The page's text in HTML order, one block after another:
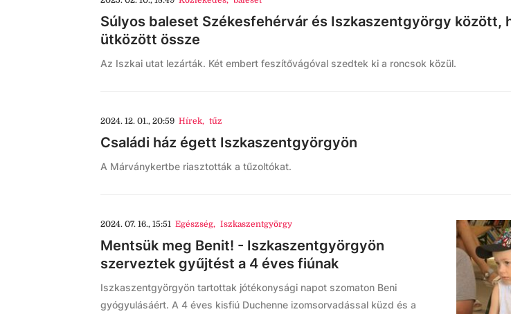
Súlyos baleset Székesfehérvár és Iszkaszentgyörgy között,
ütközött össze
Az Iszkai utat lezárták. Két embert feszítővágóval szedtek ki a roncsok közül.
2024. 12. 01., 20:59 Hírek, tűz
Családi ház égett Iszkaszentgyörgyön
A Márványkertbe riasztották a tűzoltókat.
2024. 07. 16., 15:51 Egészség, Iszkaszentgyörgy
Mentsük meg Benit! - Iszkaszentgyörgyön
szerveztek gyűjtést a 4 éves fiúnak
Iszkaszentgyörgyön tartottak jótékonysági napot szomaton Beni
gyógyulásáért. A 4 éves kisfiú Duchenne izomsorvadással küzd és a